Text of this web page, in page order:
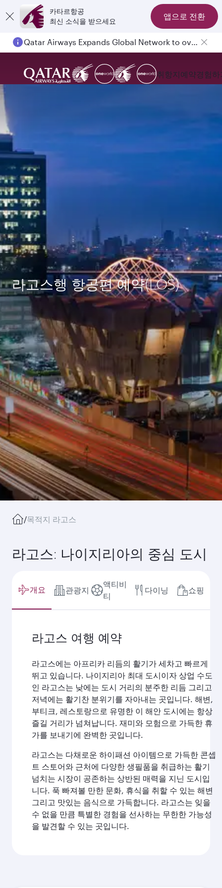
카타르항공
최신 소식을 받으세요
앱으로 전환
Qatar Airways Expands Global Network to over 160 Destinations
취항지예약경험하
라고스행 항공편 예약(LOS)
/목적지 라고스
라고스: 나이지리아의 중심 도시
개요 관광지
액티비
티
다이닝 쇼핑
라고스 여행 예약
라고스에는 아프리카 리듬의 활기가 세차고 빠르게
뛰고 있습니다. 나이지리아 최대 도시이자 상업 수도
인 라고스는 낮에는 도시 거리의 분주한 리듬 그리고
저녁에는 활기찬 분위기를 자아내는 곳입니다. 해변,
부티크, 레스토랑으로 유명한 이 해안 도시에는 항상
즐길 거리가 넘쳐납니다. 재미와 모험으로 가득한 휴
가를 보내기에 완벽한 곳입니다.
라고스는 다채로운 하이패션 아이템으로 가득한 콘셉
트 스토어와 근처에 다양한 생필품을 취급하는 활기
넘치는 시장이 공존하는 상반된 매력을 지닌 도시입
니다. 푹 빠져볼 만한 문화, 휴식을 취할 수 있는 해변
그리고 맛있는 음식으로 가득합니다. 라고스는 잊을
수 없을 만큼 특별한 경험을 선사하는 무한한 가능성
을 발견할 수 있는 곳입니다.